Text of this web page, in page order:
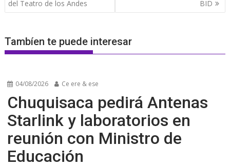
entradas
del Teatro de los Andes
BID
Tambíen te puede interesar
04/08/2026 Ce ere & ese
Chuquisaca pedirá Antenas
Starlink y laboratorios en
reunión con Ministro de
Educación